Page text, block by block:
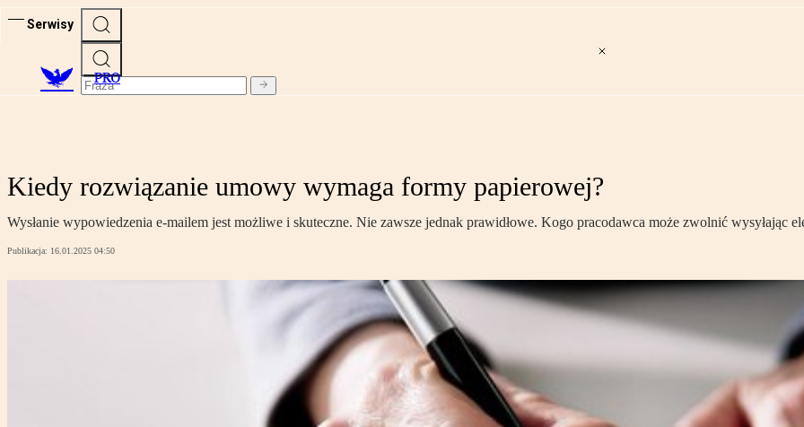
Serwisy
PRO
Kiedy rozwiązanie umowy wymaga formy papierowej?
Wysłanie wypowiedzenia e-mailem jest możliwe i skuteczne. Nie zawsze jednak prawidłowe. Kogo pracodawca może zwolnić wysyłając
Publikacja: 16.01.2025 04:50